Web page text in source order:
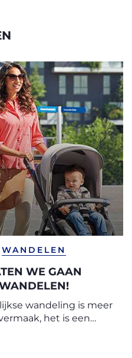
WANDELEN
WE GAAN
wandeling is meer
het is een